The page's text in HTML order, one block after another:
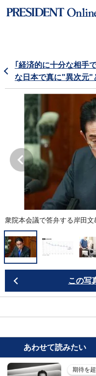
｢経済的に十分な相手
な日本で真に"異次元"
衆院本会議で答弁する岸田
この写
あわせて読みたい
期待を